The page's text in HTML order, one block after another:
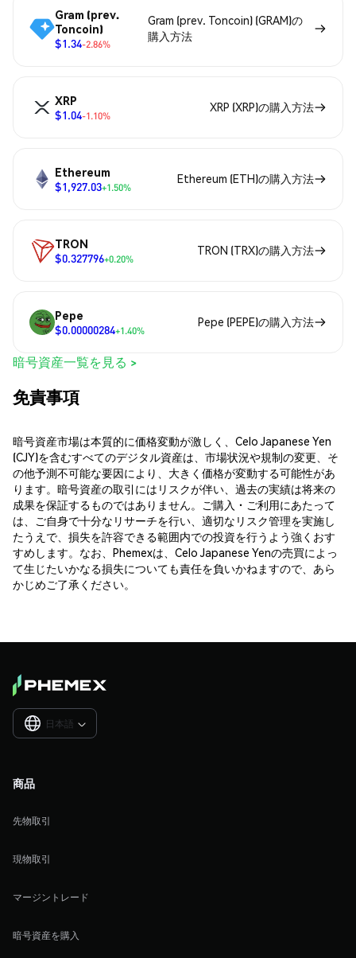
Gram (prev.
Toncoin)
$1.34-2.86%
Gram (prev. Toncoin) (GRAM)の
購入方法
XRP
$1.04-1.10%
XRP (XRP)の購入方法
Ethereum
$1,927.03+1.50%
Ethereum (ETH)の購入方法
TRON
$0.327796+0.20%
TRON (TRX)の購入方法
Pepe
$0.00000284+1.40%
Pepe (PEPE)の購入方法
暗号資産一覧を見る >
免責事項
暗号資産市場は本質的に価格変動が激しく、Celo Japanese Yen
(CJY)を含むすべてのデジタル資産は、市場状況や規制の変更、そ
の他予測不可能な要因により、大きく価格が変動する可能性があ
ります。暗号資産の取引にはリスクが伴い、過去の実績は将来の
成果を保証するものではありません。ご購入・ご利用にあたって
は、ご自身で十分なリサーチを行い、適切なリスク管理を実施し
たうえで、損失を許容できる範囲内での投資を行うよう強くおす
すめします。なお、Phemexは、Celo Japanese Yenの売買によっ
て生じたいかなる損失についても責任を負いかねますので、あら
かじめご了承ください。
日本語 
商品
先物取引
現物取引
マージントレード
暗号資産を購入